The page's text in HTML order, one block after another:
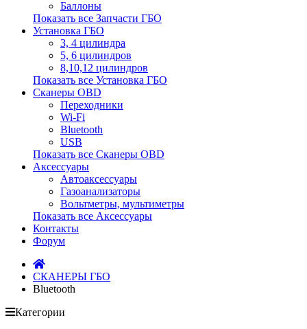
Баллоны
Показать все Запчасти ГБО
Установка ГБО
3, 4 цилиндра
5, 6 цилиндров
8,10,12 цилиндров
Показать все Установка ГБО
Сканеры OBD
Переходники
Wi-Fi
Bluetooth
USB
Показать все Сканеры OBD
Аксессуары
Автоаксессуары
Газоанализаторы
Вольтметры, мультиметры
Показать все Аксессуары
Контакты
Форум
СКАНЕРЫ ГБО
Bluetooth
Категории